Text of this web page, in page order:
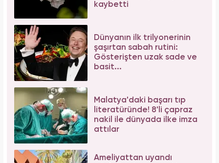
kaybetti
Dünyanın ilk trilyonerinin
şaşırtan sabah rutini:
Gösterişten uzak sade ve
basit...
Malatya'daki başarı tıp
literatüründe! 8'li çapraz
nakil ile dünyada ilke imza
attılar
Ameliyattan uyandı